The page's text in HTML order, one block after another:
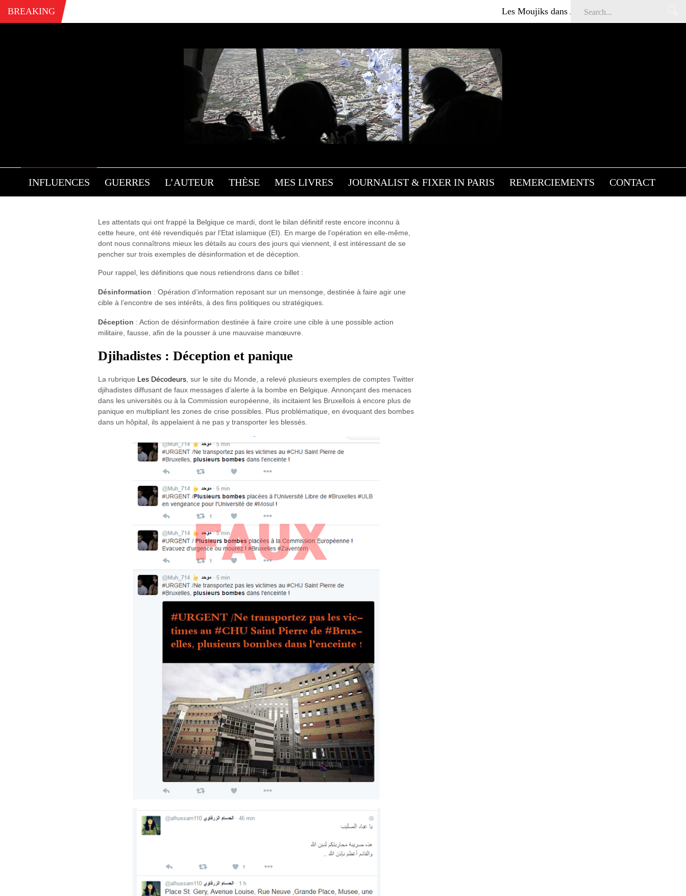
BREAKING Les Moujiks dans Affaires sensibles
INFLUENCES GUERRES L’AUTEUR THÈSE MES LIVRES JOURNALIST & FIXER IN PARIS REMERCIEMENTS CONTACT
BRUXELLES : DÉSINFORMATION ET
Influences / 22 mars 2016
Les attentats qui ont frappé la Belgique ce mardi, dont le bilan définitif reste encore inconnu à
cette heure, ont été revendiqués par l’Etat islamique (EI). En marge de l’opération en elle-même,
dont nous connaîtrons mieux les détails au cours des jours qui viennent, il est intéressant de se
pencher sur trois exemples de désinformation et de déception.
Pour rappel, les définitions que nous retiendrons dans ce billet :
Désinformation : Opération d’information reposant sur un mensonge, destinée à faire agir une
cible à l’encontre de ses intérêts, à des fins politiques ou stratégiques.
Déception : Action de désinformation destinée à faire croire une cible à une possible action
militaire, fausse, afin de la pousser à une mauvaise manœuvre.
Djihadistes : Déception et panique
La rubrique Les Décodeurs , sur le site du Monde, a relevé plusieurs exemples de comptes Twitter
djihadistes diffusant de faux messages d’alerte à la bombe en Belgique. Annonçant des menaces
dans les universités ou à la Commission européenne, ils incitaient les Bruxellois à encore plus de
panique en multipliant les zones de crise possibles. Plus problématique, en évoquant des bombes
dans un hôpital, ils appelaient à ne pas y transporter les blessés.